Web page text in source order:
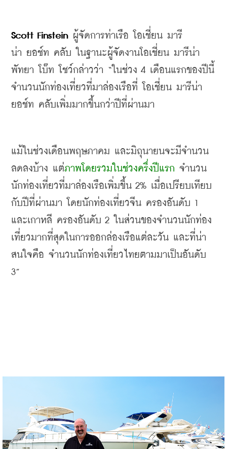
Scott Finstein ผู้จัดการท่าเรือ โอเชี่ยน มารี
น่า ยอช์ท คลับ ในฐานะผู้จัดงานโอเชี่ยน มารีน่า
พัทยา
โบ๊ท โชว์กล่าวว่า “ ในช่วง 4 เดือนแรกของปีนี้
จำนวนนักท่องเที่ยวที่มาล่องเรือที่
โอเชี่ยน มารีน่า
ยอช์ท คลับเพิ่มมากขึ้นกว่าปีที่ผ่านมา
แม้ในช่วงเดือนพฤษภาคม และมิถุนายนจะมีจำนวน
ลดลงบ้าง แต่ภาพโดยรวมในช่วงครึ่งปีแรก จำนวน
นักท่องเที่ยวที่มาล่องเรือเพิ่มขึ้น 2% เมื่อเปรียบเทียบ
กับปีที่ผ่านมา
โดยนักท่องเที่ยวจีน ครองอันดับ
และเกาหลี ครองอันดับ 2
ในส่วนของจำนวนนักท่อง
เที่ยวมากที่สุดในการออกล่องเรือแต่ละวัน และที่น่า
สนใจคือ จำนวนนักท่องเที่ยวไทยตามมาเป็นอันดับ
3”